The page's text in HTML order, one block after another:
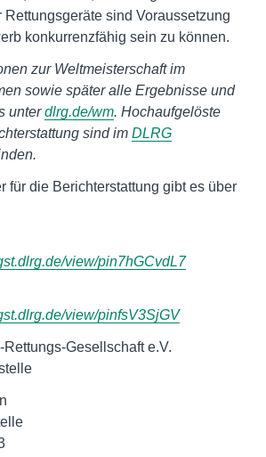
Rettungsgeräte sind Voraussetzung
konkurrenzfähig sein zu können.
zur Weltmeisterschaft im
sowie später alle Ergebnisse und
unterdlrg.de/wm. Hochaufgelöste
sind im DLRG
für die Berichterstattung gibt es über
view/pin7hGCvdL7
view/pinfsV3SjGV
Gesellschaft e.V.